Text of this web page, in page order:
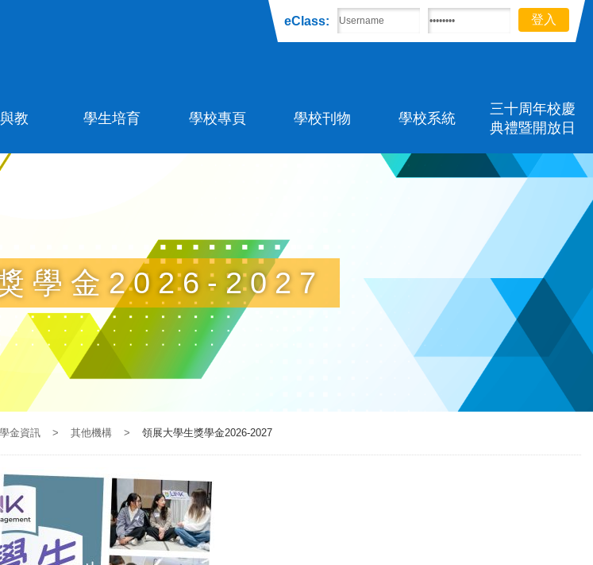
eClass:
教 學生培育 學校專頁 學校刊物 學校系統
三十周年校慶
典禮暨開放日
學金2026-2027
金資訊 > 其他機構 > 領展大學生獎學金2026-2027